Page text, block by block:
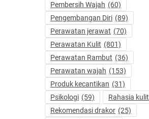
Pembersih Wajah (60)
Pengembangan Diri (89)
Perawatan jerawat (70)
Perawatan Kulit (801)
Perawatan Rambut (36)
Perawatan wajah (153)
Produk kecantikan (31)
Psikologi (59) Rahasia kulit
Rekomendasi drakor (25)